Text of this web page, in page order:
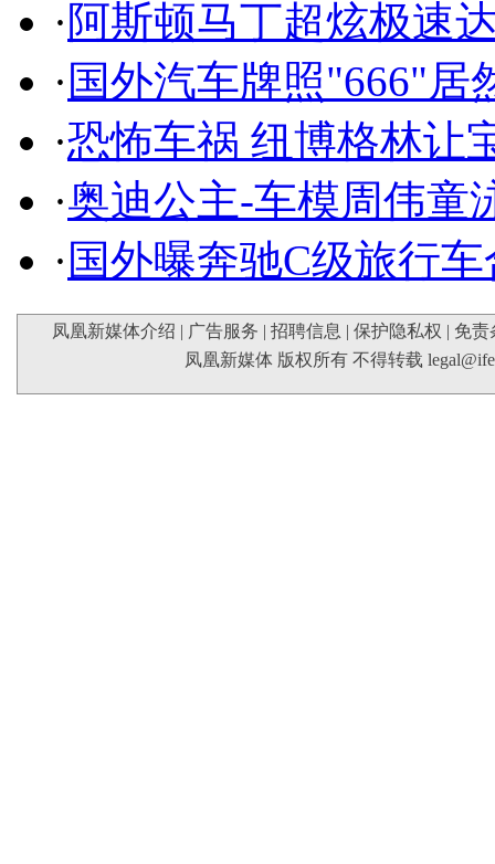
·阿斯顿马丁超炫极速
· 国外汽车牌照"666"居
·恐怖车祸 纽博格林让
·奥迪公主-车模周伟童
· 国外曝奔驰C级旅行
凤凰新媒体介绍 | 广告服务 | 招聘信息 | 保护隐私权 | 免责
凤凰新媒体 版权所有 不得转载